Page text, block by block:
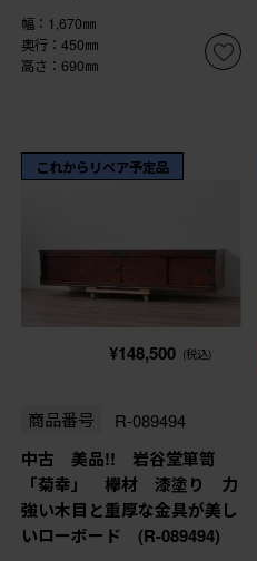
幅：1,670㎜
奥行：450㎜
高さ：690㎜
これからリペア予定品
¥148,500 (税込)
商品番号 R-089494
中古 美品!! 岩谷堂箪笥
「菊幸」 欅材 漆塗り 力
強い木目と重厚な金具が美し
いローボード (R-089494)